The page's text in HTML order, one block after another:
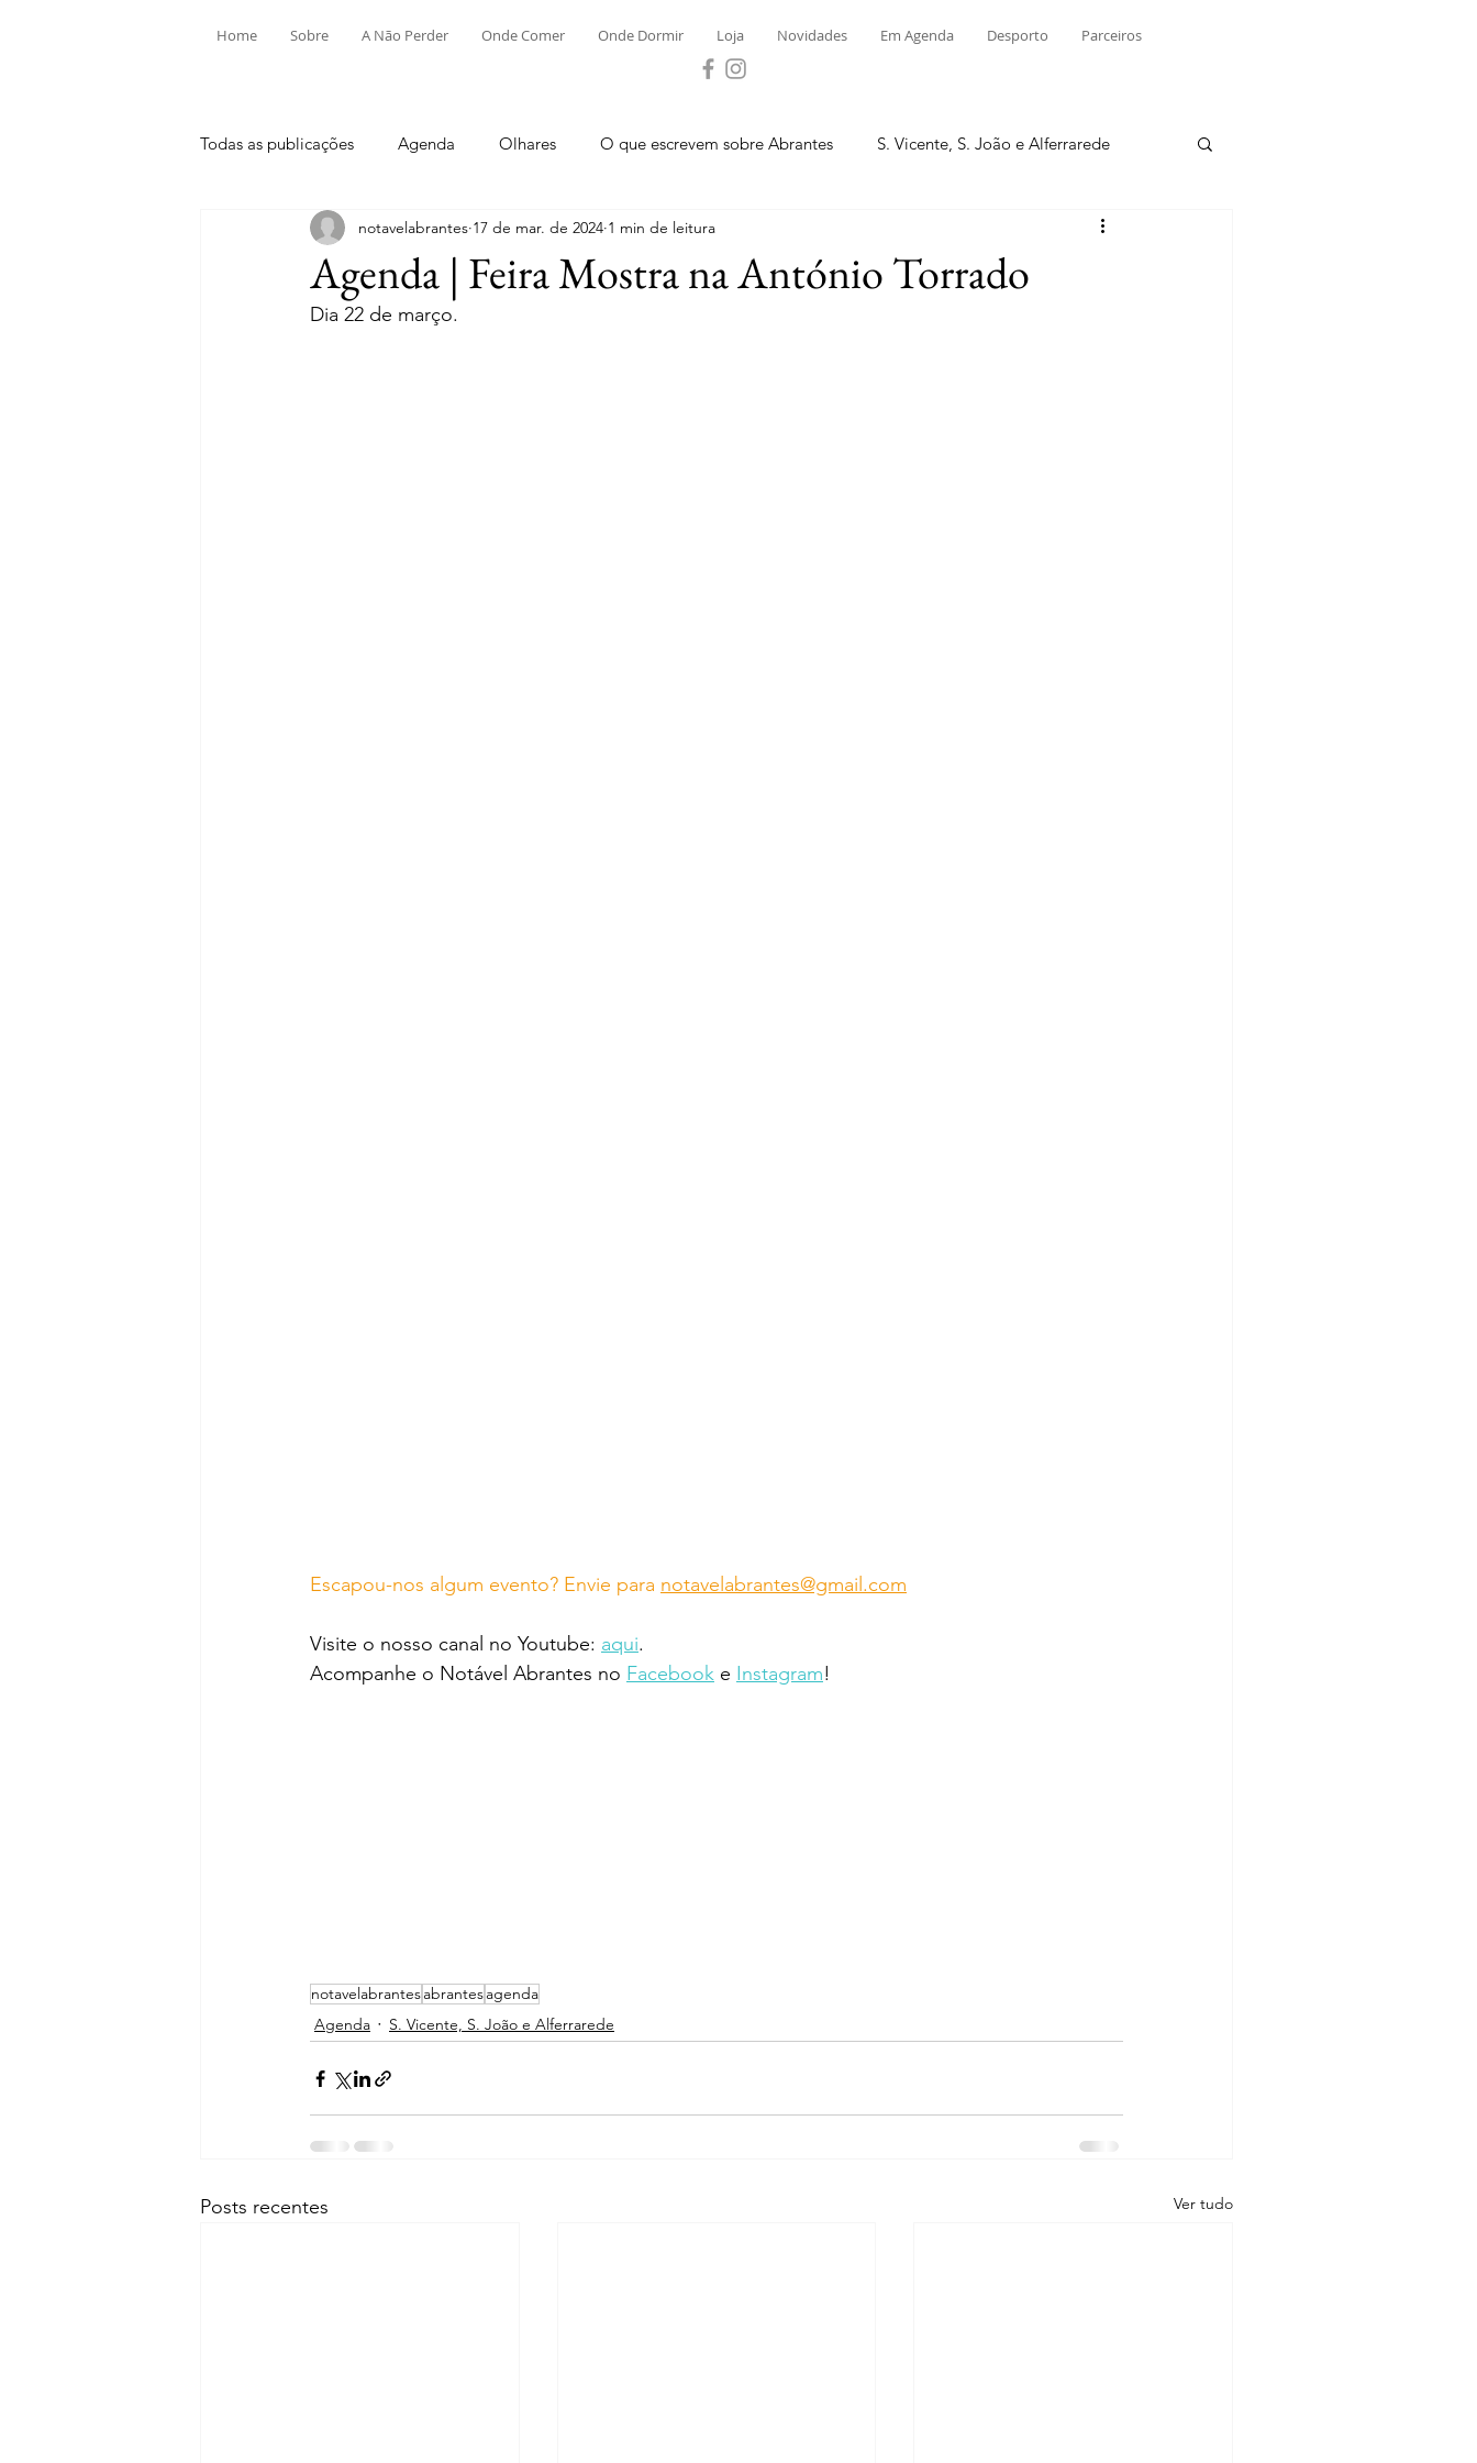
Home Sobre A Não Perder Onde Comer Onde Dormir Loja Novidades Em Agenda Desporto Parceiros
Todas as publicações Agenda Olhares O que escrevem sobre Abrantes S. Vicente, S. João e Alferrarede
Aldeia do Mato e Souto Alvega e Concavada Bemposta
Mouriscas Pego Rio de Moinhos
Agenda | Feira Mostra na António Torrado
notavelabrantes 17 de mar. de 2024 1 min de leitura
Dia 22 de março.
Escapou-nos algum evento? Envie para notavelabrantes@gmail.com
Visite o nosso canal no Youtube: aqui.
Acompanhe o Notável Abrantes no Facebook e Instagram!
notavelabrantesabrantesagenda
Agenda
S. Vicente, S. João e Alferrarede
Posts recentes Ver tudo